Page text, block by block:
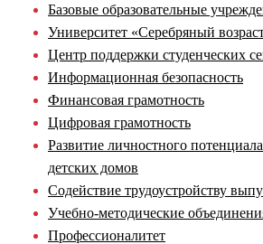
Базовые образовательные
Университет «Серебряный
Центр поддержки студенческих
Информационная безопасность
Финансовая грамотность
Цифровая грамотность
Развитие личностного
детских домов
Содействие трудоустройству
Учебно-методические
Профессионалитет